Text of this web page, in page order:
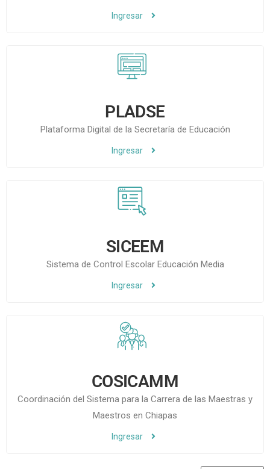
Ingresar
PLADSE
Plataforma Digital de la Secretaría de Educación​
Ingresar
SICEEM
Sistema de Control Escolar Educación Media
Ingresar
COSICAMM
Coordinación del Sistema para la Carrera de las Maestras y
Maestros en Chiapas
Ingresar